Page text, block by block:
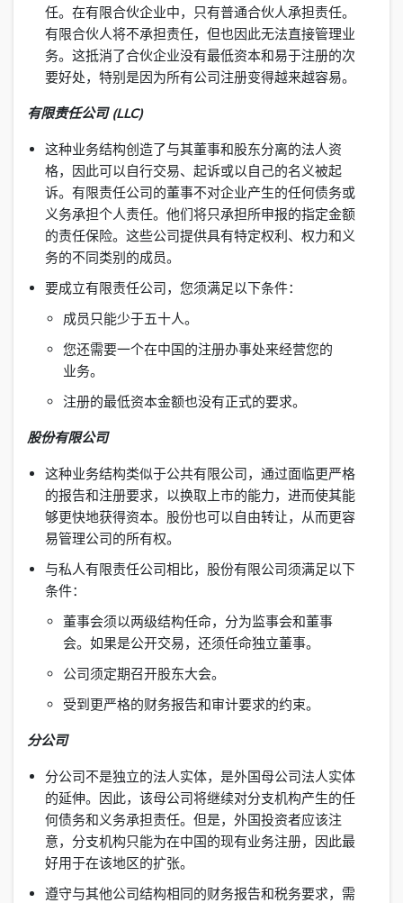
任。在有限合伙企业中，只有普通合伙人承担责任。
有限合伙人将不承担责任，但也因此无法直接管理业
务。这抵消了合伙企业没有最低资本和易于注册的次
要好处，特别是因为所有公司注册变得越来越容易。
有限责任公司 (LLC)
这种业务结构创造了与其董事和股东分离的法人资
格，因此可以自行交易、起诉或以自己的名义被起
诉。有限责任公司的董事不对企业产生的任何债务或
义务承担个人责任。他们将只承担所申报的指定金额
的责任保险。这些公司提供具有特定权利、权力和义
务的不同类别的成员。
要成立有限责任公司，您须满足以下条件：
成员只能少于五十人。
您还需要一个在中国的注册办事处来经营您的
业务。
注册的最低资本金额也没有正式的要求。
股份有限公司
这种业务结构类似于公共有限公司，通过面临更严格
的报告和注册要求，以换取上市的能力，进而使其能
够更快地获得资本。股份也可以自由转让，从而更容
易管理公司的所有权。
与私人有限责任公司相比，股份有限公司须满足以下
条件：
董事会须以两级结构任命，分为监事会和董事
会。如果是公开交易，还须任命独立董事。
公司须定期召开股东大会。
受到更严格的财务报告和审计要求的约束。
分公司
分公司不是独立的法人实体，是外国母公司法人实体
的延伸。因此，该母公司将继续对分支机构产生的任
何债务和义务承担责任。但是，外国投资者应该注
意，分支机构只能为在中国的现有业务注册，因此最
好用于在该地区的扩张。
遵守与其他公司结构相同的财务报告和税务要求，需